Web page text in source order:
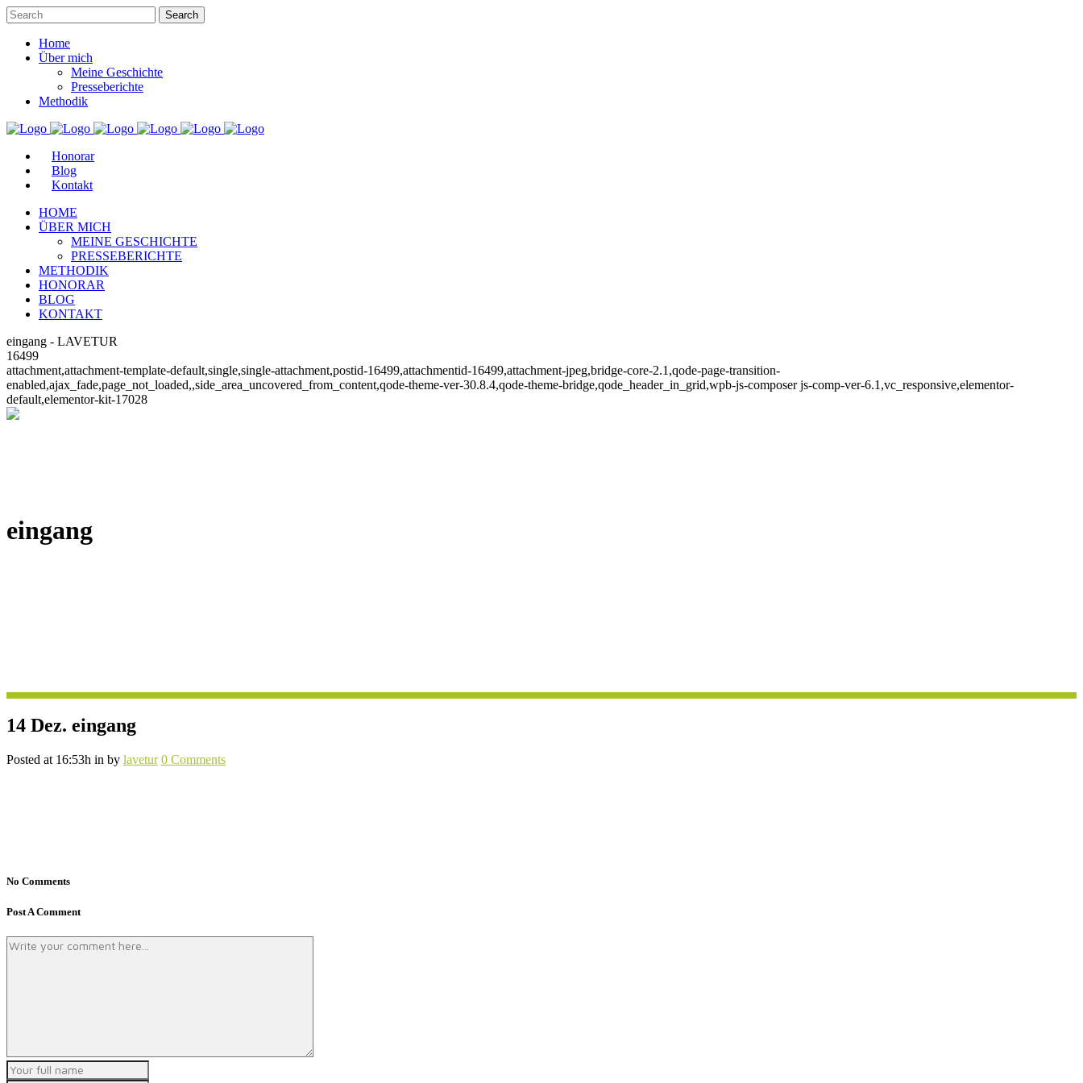
Home
Über mich
Meine Geschichte
Presseberichte
Methodik
Honorar
Blog
Kontakt
HOME
ÜBER MICH
MEINE GESCHICHTE
PRESSEBERICHTE
METHODIK
HONORAR
BLOG
KONTAKT
eingang - LAVETUR
16499
attachment,attachment-template-default,single,single-attachment,postid-16499,attachmentid-16499,attachment-jpeg,bridge-core-2.1,qode-page-transition-
enabled,ajax_fade,page_not_loaded,,side_area_uncovered_from_content,qode-theme-ver-30.8.4,qode-theme-bridge,qode_header_in_grid,wpb-js-composer js-comp-ver-6.1,vc_responsive,elementor-
default,elementor-kit-17028
eingang
14 Dez. eingang
Posted at 16:53h in by lavetur 0 Comments
No Comments
Post A Comment